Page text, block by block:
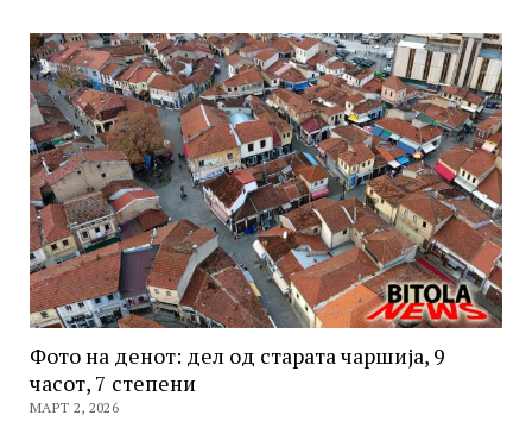
Фото на денот: дел од старата чаршија, 9
часот, 7 степени
МАРТ 2, 2026